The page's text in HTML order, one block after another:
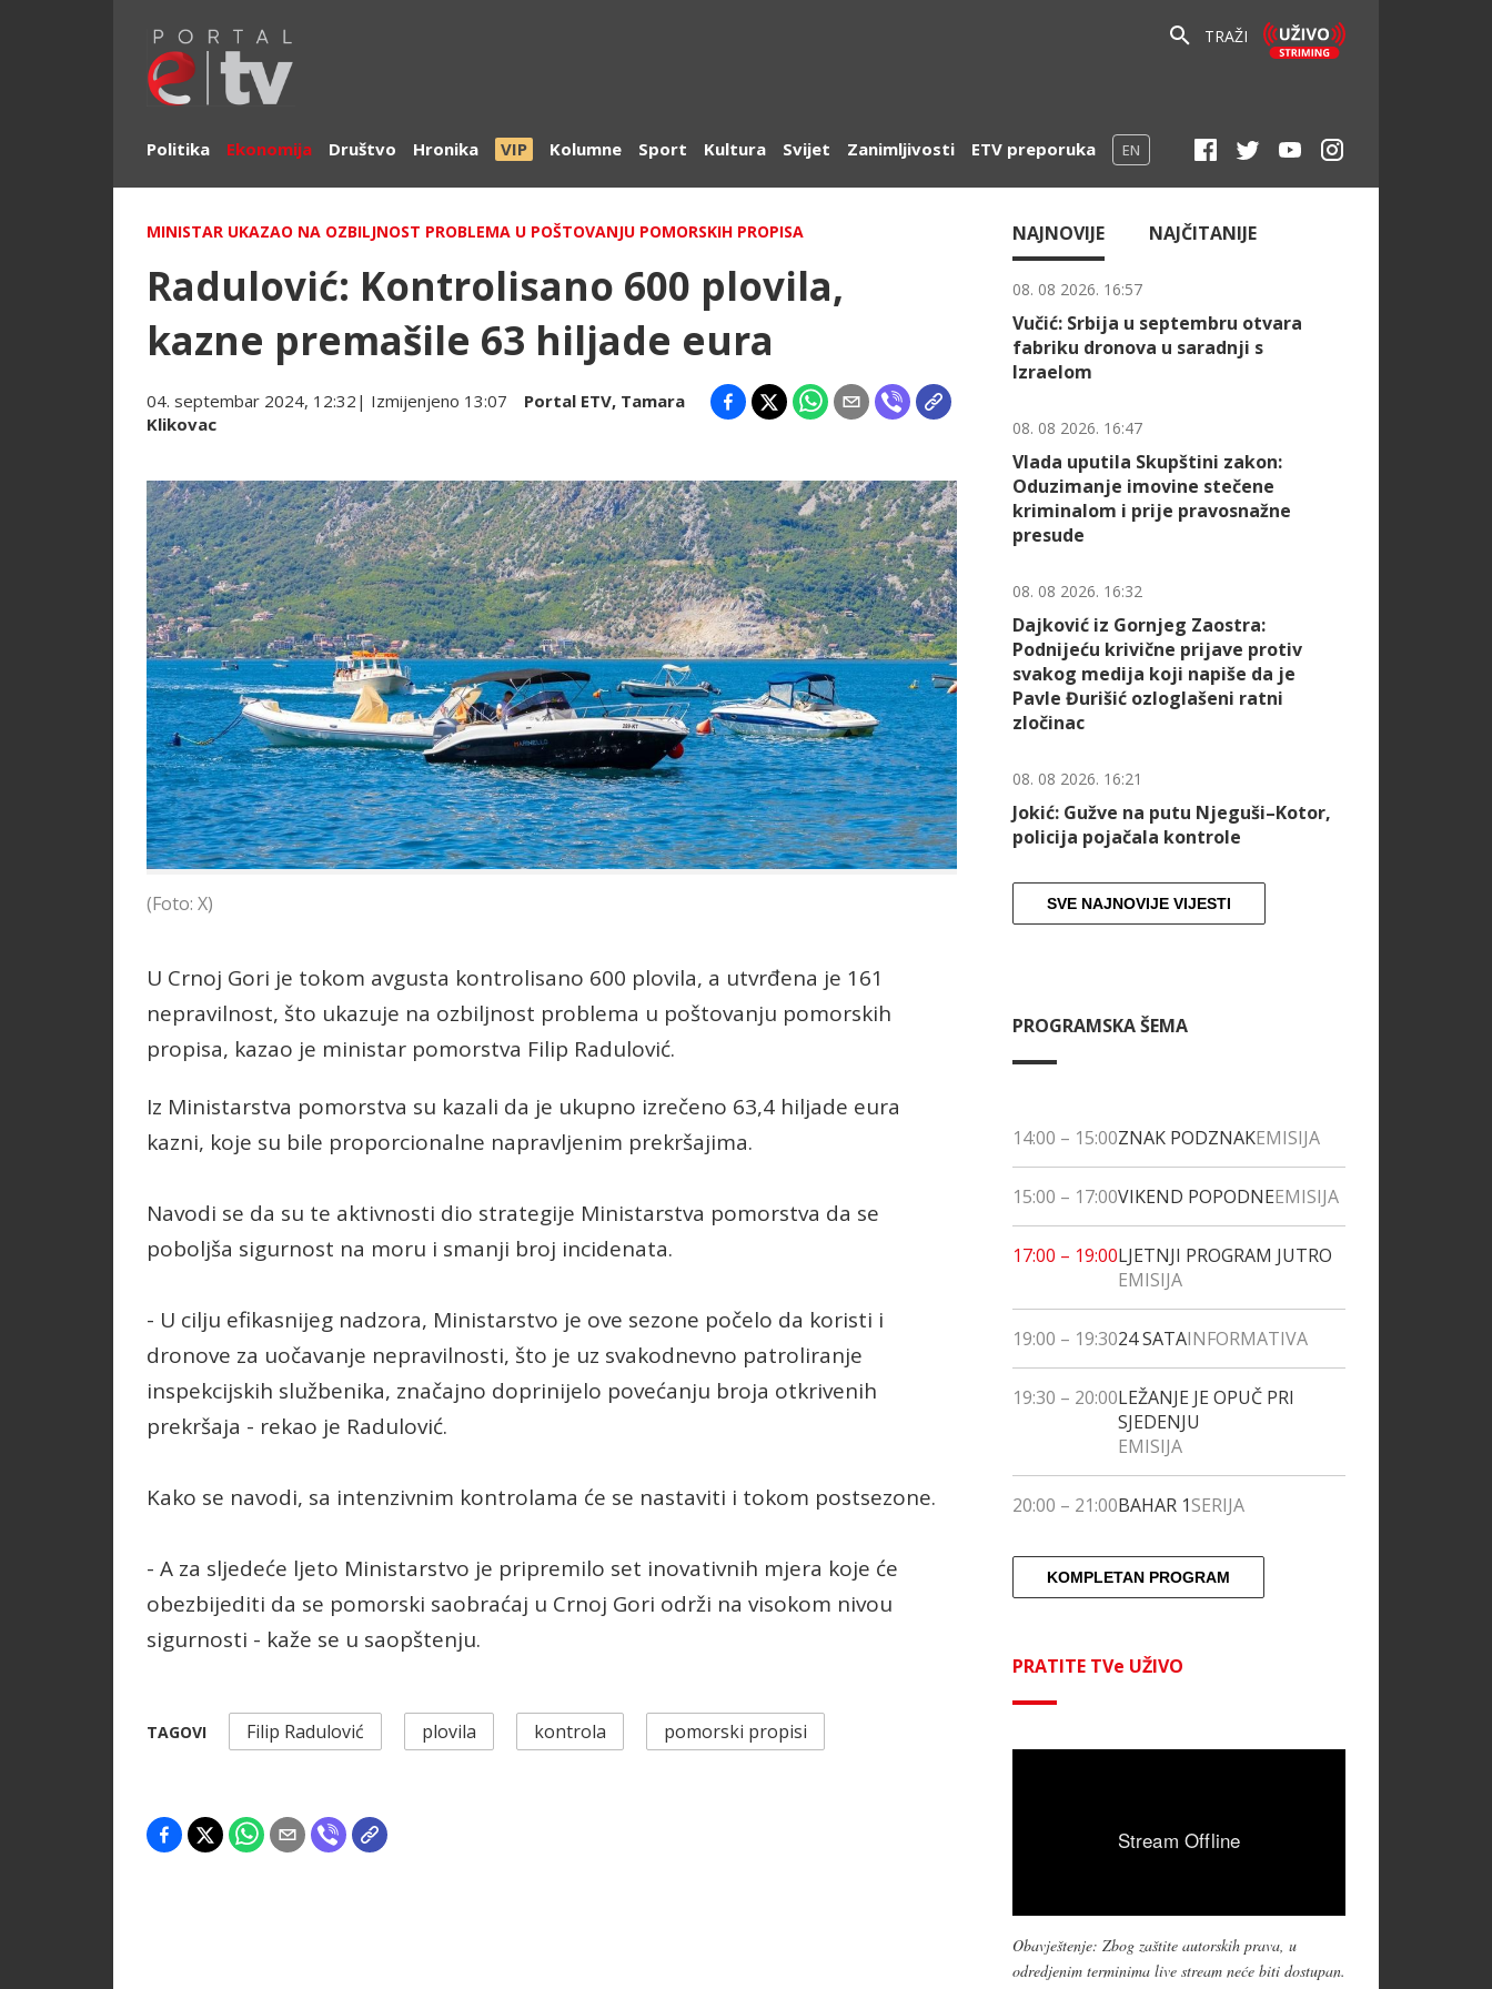
TRAŽI
Politika Ekonomija Društvo Hronika VIP Kolumne Sport Kultura Svijet Zanimljivosti ETV preporuka EN
MINISTAR UKAZAO NA OZBILJNOST PROBLEMA U POŠTOVANJU POMORSKIH PROPISA
Radulović: Kontrolisano 600 plovila,
kazne premašile 63 hiljade eura
04. septembar 2024, 12:32 | Izmijenjeno 13:07 Portal ETV, Tamara
Klikovac
(Foto: X)
U Crnoj Gori je tokom avgusta kontrolisano 600 plovila, a utvrđena je 161
nepravilnost, što ukazuje na ozbiljnost problema u poštovanju pomorskih
propisa, kazao je ministar pomorstva Filip Radulović.
Iz Ministarstva pomorstva su kazali da je ukupno izrečeno 63,4 hiljade eura
kazni, koje su bile proporcionalne napravljenim prekršajima.
Navodi se da su te aktivnosti dio strategije Ministarstva pomorstva da se
poboljša sigurnost na moru i smanji broj incidenata.
- U cilju efikasnijeg nadzora, Ministarstvo je ove sezone počelo da koristi i
dronove za uočavanje nepravilnosti, što je uz svakodnevno patroliranje
inspekcijskih službenika, značajno doprinijelo povećanju broja otkrivenih
prekršaja - rekao je Radulović.
Kako se navodi, sa intenzivnim kontrolama će se nastaviti i tokom postsezone.
- A za sljedeće ljeto Ministarstvo je pripremilo set inovativnih mjera koje će
obezbijediti da se pomorski saobraćaj u Crnoj Gori održi na visokom nivou
sigurnosti - kaže se u saopštenju.
TAGOVI Filip Radulović plovila kontrola pomorski propisi
NAJNOVIJE NAJČITANIJE
08. 08 2026. 16:57
Vučić: Srbija u septembru otvara
fabriku dronova u saradnji s
Izraelom
08. 08 2026. 16:47
Vlada uputila Skupštini zakon:
Oduzimanje imovine stečene
kriminalom i prije pravosnažne
presude
08. 08 2026. 16:32
Dajković iz Gornjeg Zaostra:
Podnijeću krivične prijave protiv
svakog medija koji napiše da je
Pavle Đurišić ozloglašeni ratni
zločinac
08. 08 2026. 16:21
Jokić: Gužve na putu Njeguši–Kotor,
policija pojačala kontrole
SVE NAJNOVIJE VIJESTI
PROGRAMSKA ŠEMA
14:00 – 15:00ZNAK PODZNAKEMISIJA
15:00 – 17:00VIKEND POPODNEEMISIJA
17:00 – 19:00LJETNJI PROGRAM JUTRO
EMISIJA
19:00 – 19:3024 SATAINFORMATIVA
19:30 – 20:00LEŽANJE JE OPUČ PRI
SJEDENJU
EMISIJA
20:00 – 21:00BAHAR 1SERIJA
KOMPLETAN PROGRAM
PRATITE TVe UŽIVO
Obavještenje: Zbog zaštite autorskih prava, u
odredjenim terminima live stream neće biti dostupan.